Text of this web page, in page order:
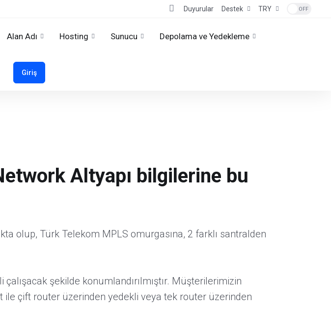
Duyurular Destek TRY
Alan Adı Hosting Sunucu Depolama ve Yedekleme
Giriş
Altyapı bilgilerine bu
olup, Türk Telekom MPLS omurgasına, 2 farklı santralden
şekilde konumlandırılmıştır. Müşterilerimizin
ile çift router üzerinden yedekli veya tek router üzerinden